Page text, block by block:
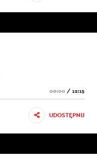
00:00 / 12:15
UDOSTĘPNIJ